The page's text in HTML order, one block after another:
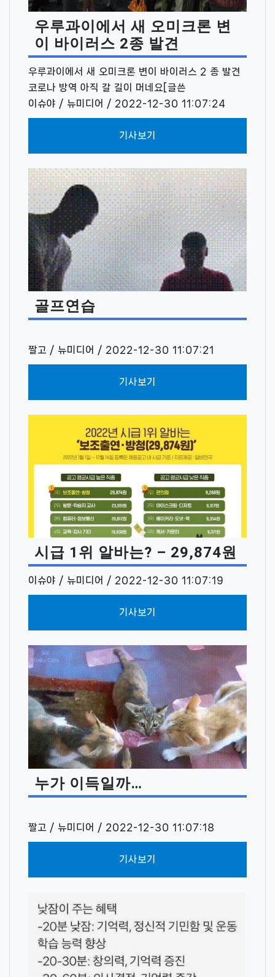
우루과이에서 새 오미크론 변
이 바이러스 2종 발견
우루과이에서 새 오미크론 변이 바이러스 2 종 발견
코로나 방역 아직 갈 길이 머네요[글쓴
이슈야 / 뉴미디어 / 2022-12-30 11:07:24
기사보기
골프연습
짤고 / 뉴미디어 / 2022-12-30 11:07:21
기사보기
시급 1위 알바는? – 29,874원
이슈야 / 뉴미디어 / 2022-12-30 11:07:19
기사보기
누가 이득일까…
짤고 / 뉴미디어 / 2022-12-30 11:07:18
기사보기